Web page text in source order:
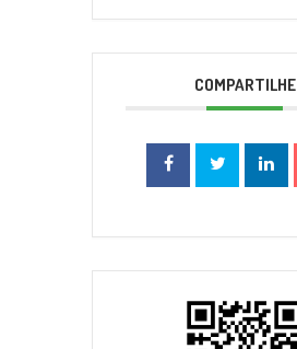
COMPARTILHE